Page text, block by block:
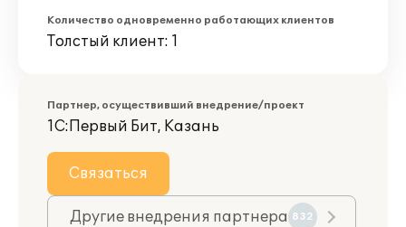
Количество одновременно работающих клиентов
Толстый клиент: 1
Партнер, осуществивший внедрение/проект
1С:Первый Бит, Казань
Связаться
Другие внедрения партнера 832